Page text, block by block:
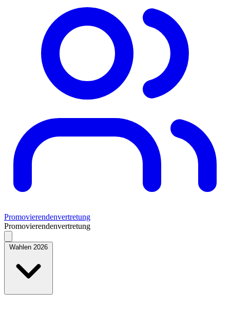
Promovierendenvertretung
Promovierendenvertretung
Wahlen 2026